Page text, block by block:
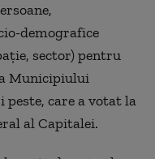
demografice
sector) pentru
Municipiului
peste, care a votat la
al Capitalei.